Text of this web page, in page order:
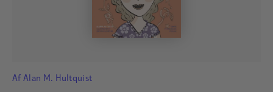
Af Alan M. Hultquist